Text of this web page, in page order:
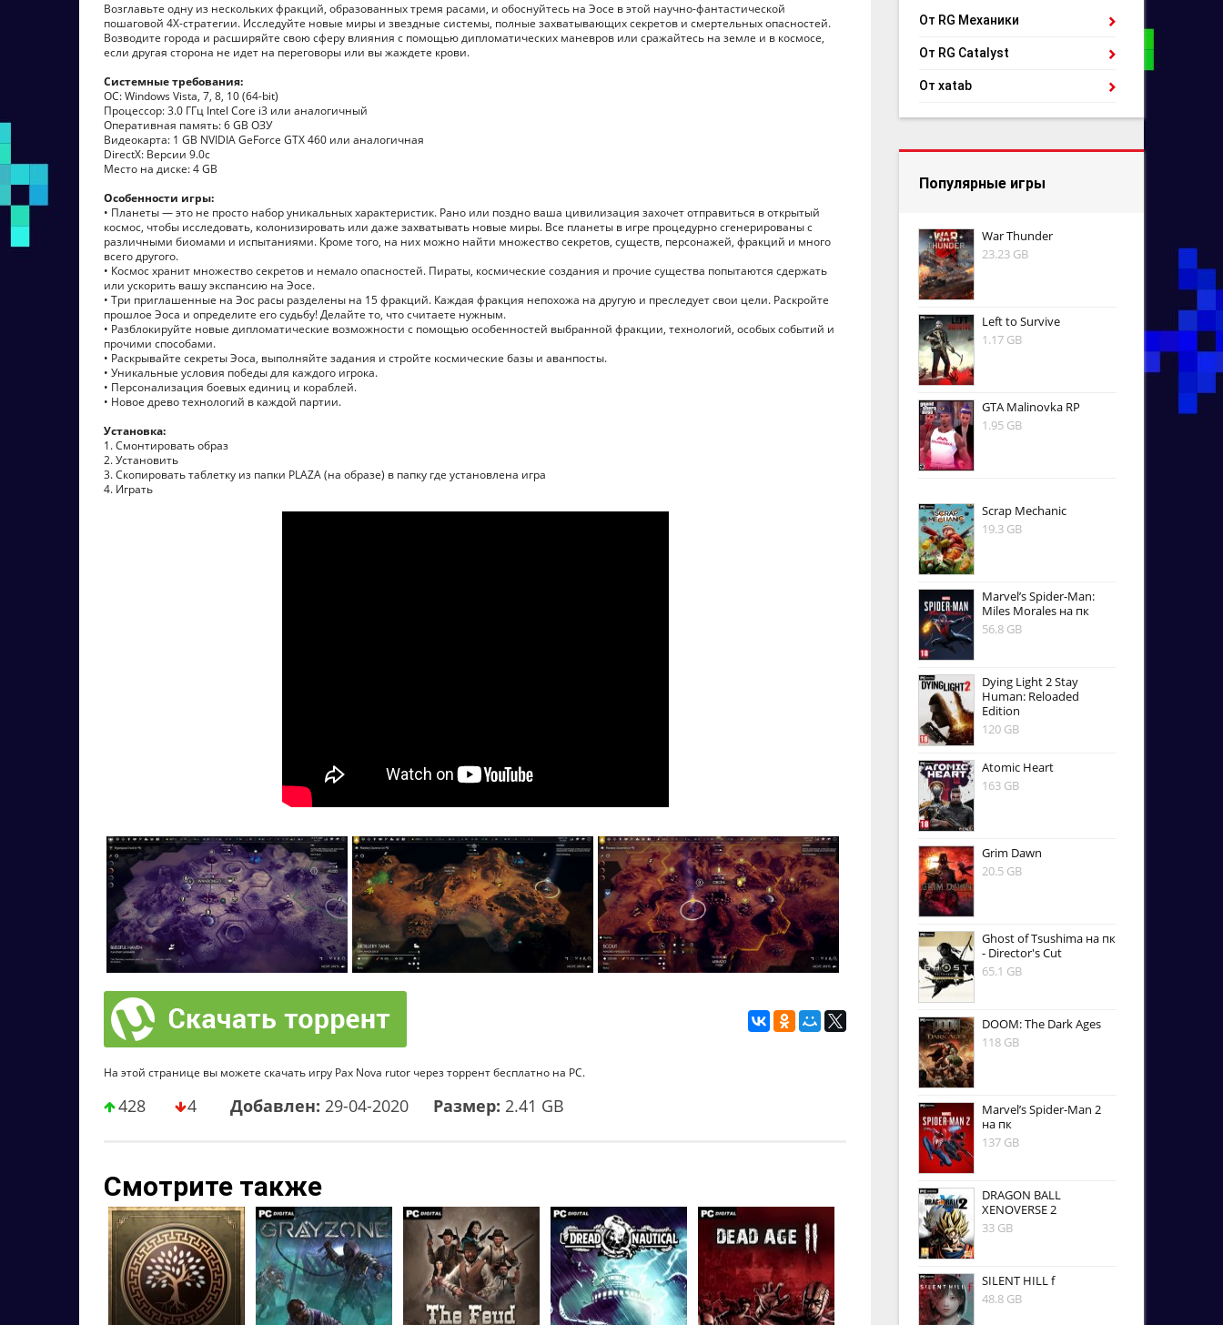
Возглавьте одну из нескольких фракций, образованных тремя расами, и обоснуйтесь на Эосе в этой научно-фантастической
пошаговой 4X-стратегии. Исследуйте новые миры и звездные системы, полные захватывающих секретов и смертельных опасностей.
Возводите города и расширяйте свою сферу влияния с помощью дипломатических маневров или сражайтесь на земле и в космосе,
если другая сторона не идет на переговоры или вы жаждете крови.
Системные требования:
ОС: Windows Vista, 7, 8, 10 (64-bit)
Процессор: 3.0 ГГц Intel Core i3 или аналогичный
Оперативная память: 6 GB ОЗУ
Видеокарта: 1 GB NVIDIA GeForce GTX 460 или аналогичная
DirectX: Версии 9.0c
Место на диске: 4 GB
Особенности игры:
• Планеты — это не просто набор уникальных характеристик. Рано или поздно ваша цивилизация захочет отправиться в открытый
космос, чтобы исследовать, колонизировать или даже захватывать новые миры. Все планеты в игре процедурно сгенерированы с
различными биомами и испытаниями. Кроме того, на них можно найти множество секретов, существ, персонажей, фракций и много
всего другого.
• Космос хранит множество секретов и немало опасностей. Пираты, космические создания и прочие существа попытаются сдержать
или ускорить вашу экспансию на Эосе.
• Три приглашенные на Эос расы разделены на 15 фракций. Каждая фракция непохожа на другую и преследует свои цели. Раскройте
прошлое Эоса и определите его судьбу! Делайте то, что считаете нужным.
• Разблокируйте новые дипломатические возможности с помощью особенностей выбранной фракции, технологий, особых событий и
прочими способами.
• Раскрывайте секреты Эоса, выполняйте задания и стройте космические базы и аванпосты.
• Уникальные условия победы для каждого игрока.
• Персонализация боевых единиц и кораблей.
• Новое древо технологий в каждой партии.
Установка:
1. Смонтировать образ
2. Установить
3. Скопировать таблетку из папки PLAZA (на образе) в папку где установлена игра
4. Играть
На этой странице вы можете скачать игру Pax Nova rutor через торрент бесплатно на PC.
428 4 Добавлен: 29-04-2020 Размер: 2.41 GB
Смотрите также
От RG Механики
От RG Catalyst
От xatab
Популярные игры
War Thunder
23.23 GB
Left to Survive
1.17 GB
GTA Malinovka RP
1.95 GB
Scrap Mechanic
19.3 GB
Marvel’s Spider-Man:
Miles Morales на пк
56.8 GB
Dying Light 2 Stay
Human: Reloaded
Edition
120 GB
Atomic Heart
163 GB
Grim Dawn
20.5 GB
Ghost of Tsushima на пк
- Director's Cut
65.1 GB
DOOM: The Dark Ages
118 GB
Marvel’s Spider-Man 2
на пк
137 GB
DRAGON BALL
XENOVERSE 2
33 GB
SILENT HILL f
48.8 GB